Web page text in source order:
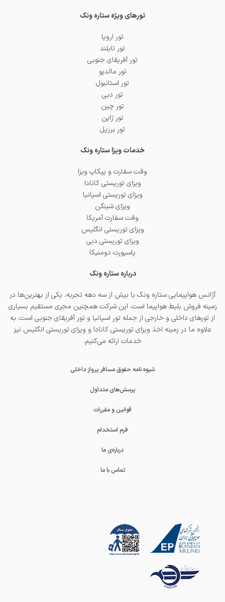
تورهای ویژه ستاره ونک
تور اروپا
تور تایلند
تور آفریقای جنوبی
تور مالدیو
تور استانبول
تور دبی
تور چین
تور ژاپن
تور برزیل
خدمات ویزا ستاره ونک
وقت سفارت و پیکاپ ویزا
ویزای توریستی کانادا
ویزای توریستی اسپانیا
ویزای شینگن
وقت سفارت آمریکا
ویزای توریستی انگلیس
ویزای توریستی دبی
پاسپورت دومنیکا
درباره ستاره ونک
آژانس هواپیمایی ستاره ونک با بیش از سه دهه تجربه، یکی از بهترین‌ها در
زمینه فروش بلیط هواپیما است. این شرکت همچنین مجری مستقیم بسیاری
از تورهای داخلی و خارجی از جمله تور اسپانیا و تور آفریقای جنوبی است. به
علاوه ما در زمینه اخذ ویزای توریستی کانادا و ویزای توریستی انگلیس نیز
خدمات ارائه می‌کنیم.
شیوه نامه حقوق مسافر پرواز داخلی
پرسش‌های متداول
قوانین و مقررات
فرم استخدام
درباره‌ی ما
تماس با ما